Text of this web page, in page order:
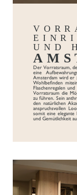
UND
Der Vorratsraum,
eine
Amsterdam wird er
Wohlbefinden
Flaschenregalen
Vorratsraum die
zu führen. Sein
den natürlichen
anspruchsvollen
somit eine elegante
und Gemütlichkeit